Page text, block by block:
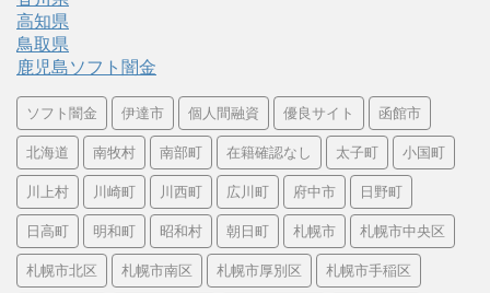
高知県
鳥取県
鹿児島ソフト闇金
ソフト闇金 伊達市 個人間融資 優良サイト 函館市
北海道 南牧村 南部町 在籍確認なし 太子町 小国町
川上村 川崎町 川西町 広川町 府中市 日野町
日高町 明和町 昭和村 朝日町 札幌市 札幌市中央区
札幌市北区 札幌市南区 札幌市厚別区 札幌市手稲区